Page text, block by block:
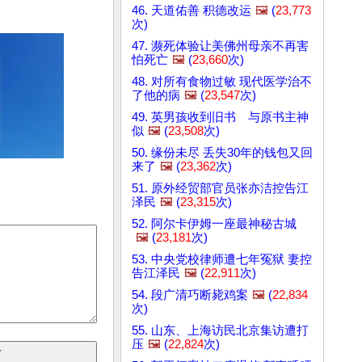
46. 天道佑善 积德改运 🖼️ (23,773
次)
47. 濒死体验让美佛州母亲不再害
怕死亡 🖼️ (23,660次)
48. 对所有食物过敏 现代医学治不
了他的病 🖼️ (23,547次)
49. 英男孩收到旧书 与原书主神
似 🖼️ (23,508次)
50. 缘份未尽 丢失30年的钱包又回
来了 🖼️ (23,362次)
51. 原外经贸部官员张亦洁控告江
泽民 🖼️ (23,315次)
52. 阿尔卡伊姆一座最神秘古城
🖼️ (23,181次)
53. 中央党校律师遭七年冤狱 妻控
告江泽民 🖼️ (22,911次)
54. 段广清巧断毙鸡案 🖼️ (22,834
次)
55. 山东、上海访民北京集访遭打
压 🖼️ (22,824次)